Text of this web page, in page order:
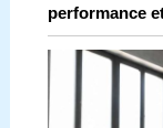
performance